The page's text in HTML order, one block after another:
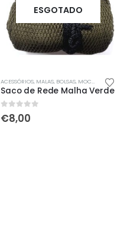
,REDES, MANGAS, CAMAROEIROS & COVOS
ESGOTADO
ACESSÓRIOS, MALAS, BOLSAS, MOCHILAS & SACOS
Saco de Rede Malha Verde
0out of 5
€8,00